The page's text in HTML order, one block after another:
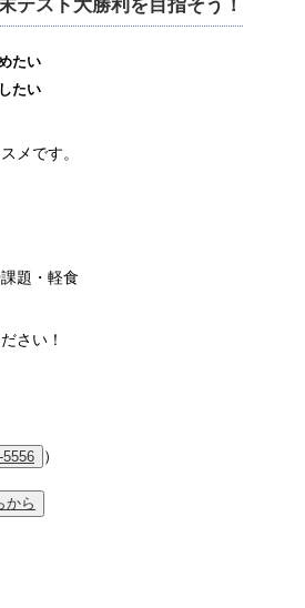
テスト大勝利を目指そう！
たい
たい
メです。
題・軽食
さい！
5556 ）
から